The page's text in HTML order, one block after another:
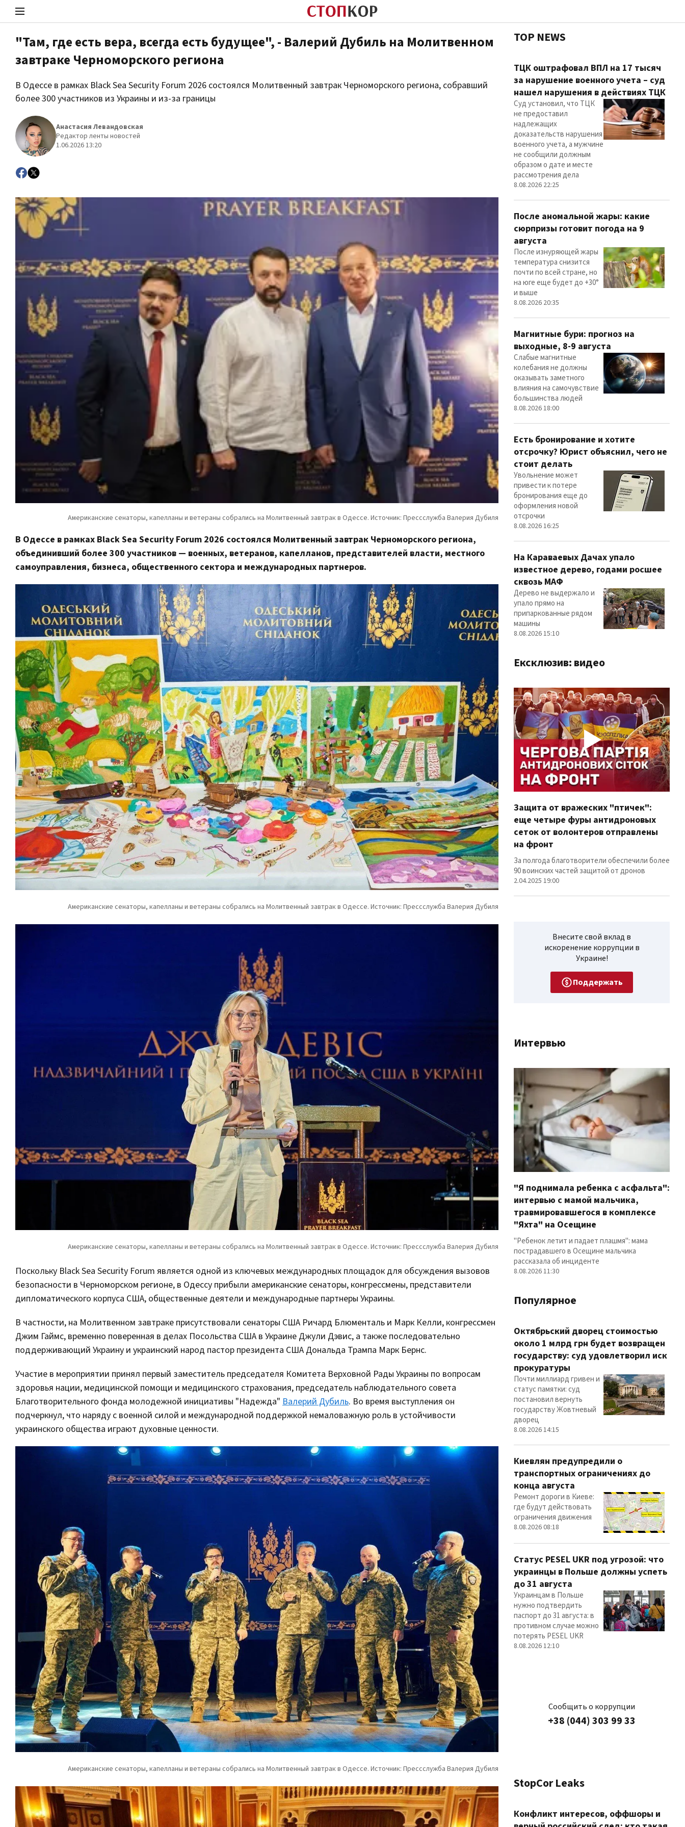
Стоп Политической Коррупции
"Там, где есть вера, всегда есть будущее", - Валерий Дубиль на Молитвенном
завтраке Черноморского региона
В Одессе в рамках Black Sea Security Forum 2026 состоялся Молитвенный завтрак Черноморского региона, собравший
более 300 участников из Украины и из-за границы
Анастасия Левандовская
Редактор ленты новостей
1.06.2026 13:20
В Одессе в рамках Black Sea Security Forum 2026 состоялся Молитвенный завтрак Черноморского региона,
объединивший более 300 участников — военных, ветеранов, капелланов, представителей власти, местного
самоуправления, бизнеса, общественного сектора и международных партнеров.
Поскольку Black Sea Security Forum является одной из ключевых международных площадок для обсуждения вызовов
безопасности в Черноморском регионе, в Одессу прибыли американские сенаторы, конгрессмены, представители
дипломатического корпуса США, общественные деятели и международные партнеры Украины.
В частности, на Молитвенном завтраке присутствовали сенаторы США Ричард Блюменталь и Марк Келли, конгрессмен
Джим Гаймс, временно поверенная в делах Посольства США в Украине Джули Дэвис, а также последовательно
поддерживающий Украину и украинский народ пастор президента США Дональда Трампа Марк Бернс.
Участие в мероприятии принял первый заместитель председателя Комитета Верховной Рады Украины по вопросам
здоровья нации, медицинской помощи и медицинского страхования, председатель наблюдательного совета
Благотворительного фонда молодежной инициативы "Надежда" Валерий Дубиль. Во время выступления он
подчеркнул, что наряду с военной силой и международной поддержкой немаловажную роль в устойчивости
украинского общества играют духовные ценности.
TOP NEWS
ТЦК оштрафовал ВПЛ на 17 тысяч
за нарушение военного учета – суд
нашел нарушения в действиях ТЦК
Суд установил, что ТЦК
не предоставил
надлежащих
доказательств нарушения
военного учета, а мужчине
не сообщили должным
образом о дате и месте
рассмотрения дела
8.08.2026 22:25
После аномальной жары: какие
сюрпризы готовит погода на 9
августа
После изнуряющей жары
температура снизится
почти по всей стране, но
на юге еще будет до +30°
и выше
8.08.2026 20:35
Магнитные бури: прогноз на
выходные, 8-9 августа
Слабые магнитные
колебания не должны
оказывать заметного
влияния на самочувствие
большинства людей
8.08.2026 18:00
Есть бронирование и хотите
отсрочку? Юрист объяснил, чего не
стоит делать
Увольнение может
привести к потере
бронирования еще до
оформления новой
отсрочки
8.08.2026 16:25
На Караваевых Дачах упало
известное дерево, годами росшее
сквозь МАФ
Дерево не выдержало и
упало прямо на
припаркованные рядом
машины
8.08.2026 15:10
Ексклюзив: видео
Защита от вражеских "птичек":
еще четыре фуры антидроновых
сеток от волонтеров отправлены
на фронт
За полгода благотворители обеспечили более
90 воинских частей защитой от дронов
2.04.2025 19:00
Внесите свой вклад в
искоренение коррупции в
Украине!
Поддержать
Интервью
"Я поднимала ребенка с асфальта":
интервью с мамой мальчика,
травмировавшегося в комплексе
"Яхта" на Осещине
"Ребенок летит и падает плашмя": мама
пострадавшего в Осещине мальчика
рассказала об инциденте
8.08.2026 11:30
Популярное
Октябрьский дворец стоимостью
около 1 млрд грн будет возвращен
государству: суд удовлетворил иск
прокуратуры
Почти миллиард гривен и
статус памятки: суд
постановил вернуть
государству Жовтневый
дворец
8.08.2026 14:15
Киевлян предупредили о
транспортных ограничениях до
конца августа
Ремонт дороги в Киеве:
где будут действовать
ограничения движения
8.08.2026 08:18
Статус PESEL UKR под угрозой: что
украинцы в Польше должны успеть
до 31 августа
Украинцам в Польше
нужно подтвердить
паспорт до 31 августа: в
противном случае можно
потерять PESEL UKR
8.08.2026 12:10
Сообщить о коррупции
+38 (044) 303 99 33
StopCor Leaks
Конфликт интересов, оффшоры и